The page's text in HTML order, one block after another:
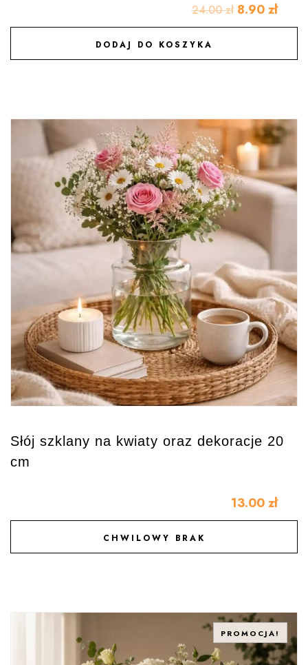
24.00zł 8.90 zł
DODAJ DO KOSZYKA
DODAJ DO ULUBIONYCH
Słój szklany na kwiaty oraz dekoracje 20
cm
13.00 zł
CHWILOWY BRAK
DODAJ DO ULUBIONYCH
PROMOCJA!